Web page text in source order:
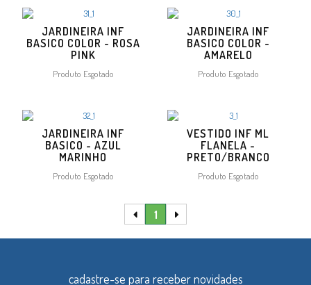
JARDINEIRA INF
BASICO COLOR - ROSA
PINK
Produto Esgotado
JARDINEIRA INF
BASICO COLOR -
AMARELO
Produto Esgotado
JARDINEIRA INF
BASICO - AZUL
MARINHO
Produto Esgotado
VESTIDO INF ML
FLANELA -
PRETO/BRANCO
Produto Esgotado
1